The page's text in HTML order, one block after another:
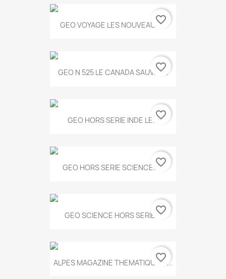
GEO VOYAGE LES NOUVEAUX...
favorite_border
GEO N 525 LE CANADA SAUVAGE
favorite_border
GEO HORS SERIE INDE LE...favorite_border
GEO HORS SERIE SCIENCES...
favorite_border
GEO SCIENCE HORS SERIE...favorite_border
ALPES MAGAZINE THEMATIQUE N...
favorite_border